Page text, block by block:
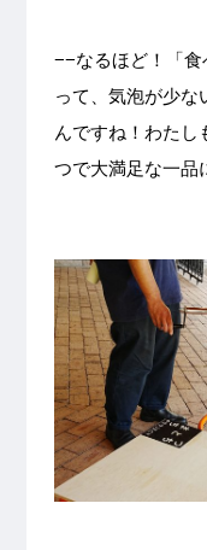
−−なるほど！「
って、気泡が少な
んですね！わたし
つで大満足な一品